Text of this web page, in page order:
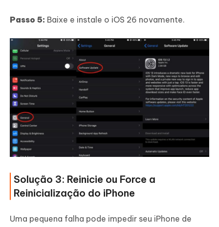
Passo 5: Baixe e instale o iOS 26 novamente.
Solução 3: Reinicie ou Force a
Reinicialização do iPhone
Uma pequena falha pode impedir seu iPhone de